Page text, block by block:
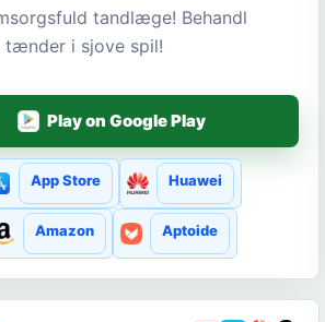
tandlæge! Behandl
i sjove spil!
Play on Google Play
App Store Huawei
Amazon Aptoide